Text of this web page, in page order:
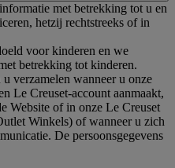
met betrekking tot u en
hetzij rechtstreeks of in
voor kinderen en we
betrekking tot kinderen.
verzamelen wanneer u onze
Le Creuset-account aanmaakt,
Website of in onze Le Creuset
Winkels) of wanneer u zich
De persoonsgegevens